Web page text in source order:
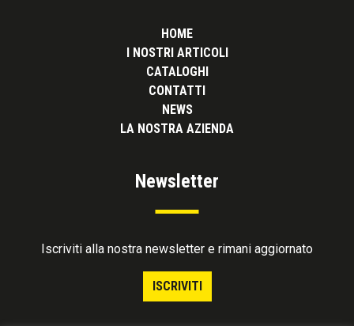
HOME
I NOSTRI ARTICOLI
CATALOGHI
CONTATTI
NEWS
LA NOSTRA AZIENDA
Newsletter
Iscriviti alla nostra newsletter e rimani aggiornato
ISCRIVITI